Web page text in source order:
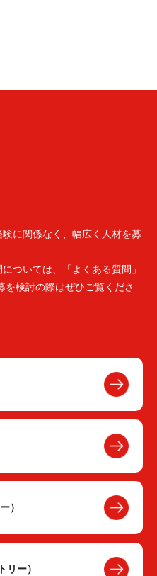
に関係なく、幅広く人材を募
ついては、「よくある質問」
を検討の際はぜひご覧くださ
）
リー）